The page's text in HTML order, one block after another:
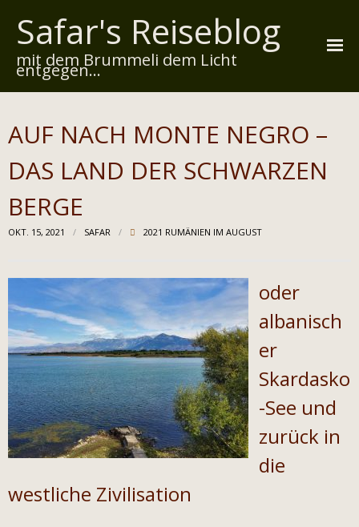
Safar's Reiseblog
mit dem Brummeli dem Licht
entgegen...
Über mich
Reiserouten
Widmung
Impressum
Datenschutz
AUF NACH MONTE NEGRO –
DAS LAND DER SCHWARZEN
BERGE
OKT. 15, 2021 SAFAR 2021 RUMÄNIEN IM AUGUST
oder
albanisch
er
Skardasko
-See und
zurück in
die
westliche Zivilisation